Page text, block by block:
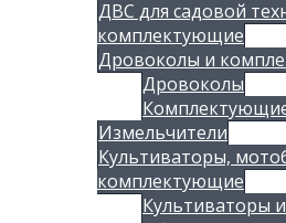
ДВС для садовой
комплектующие
Дровоколы и
Дровоколы
Измельчители
Культиваторы,
комплектующие
Культиваторы